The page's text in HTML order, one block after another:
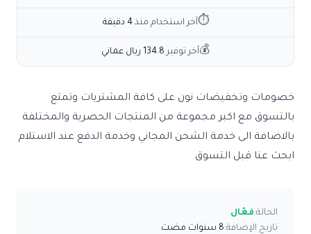
⏱آخر استخدام منذ4 دقيقة
💰آخر توفير 134.8 ريال عماني
خصومات وتخفيضات نون على كافة المشتريات وتمتع
بالتسوق مع اكبر مجموعة من المنتجات الحصرية والمختلفة
بالاضافة الى خدمة الشحن المجاني وخدمة الدفع عند الاستلام
ابحث عنا قبل التسوق
الحالة:فعّال
تاريخ الإضافة:8 سنوات مضت